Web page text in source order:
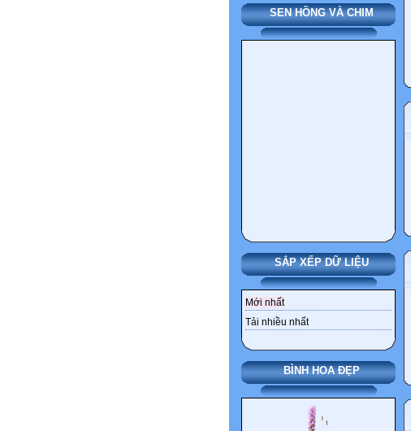
SEN HỒNG VÀ CHIM
SẮP XẾP DỮ LIỆU
Mới nhất
Tải nhiều nhất
BÌNH HOA ĐẸP